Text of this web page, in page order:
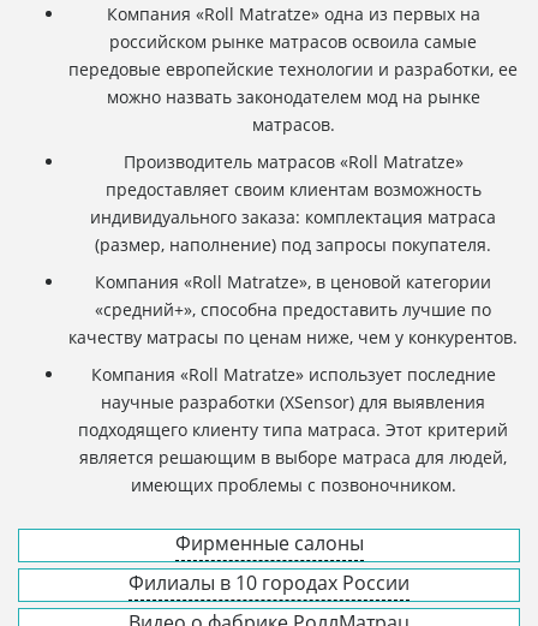
Компания «Roll Matratze» одна из первых на
российском рынке матрасов освоила самые
передовые европейские технологии и разработки, ее
можно назвать законодателем мод на рынке
матрасов.
Производитель матрасов «Roll Matratze»
предоставляет своим клиентам возможность
индивидуального заказа: комплектация матраса
(размер, наполнение) под запросы покупателя.
Компания «Roll Matratze», в ценовой категории
«средний+», способна предоставить лучшие по
качеству матрасы по ценам ниже, чем у конкурентов.
Компания «Roll Matratze» использует последние
научные разработки (XSensor) для выявления
подходящего клиенту типа матраса. Этот критерий
является решающим в выборе матраса для людей,
имеющих проблемы с позвоночником.
Фирменные салоны
Филиалы в 10 городах России